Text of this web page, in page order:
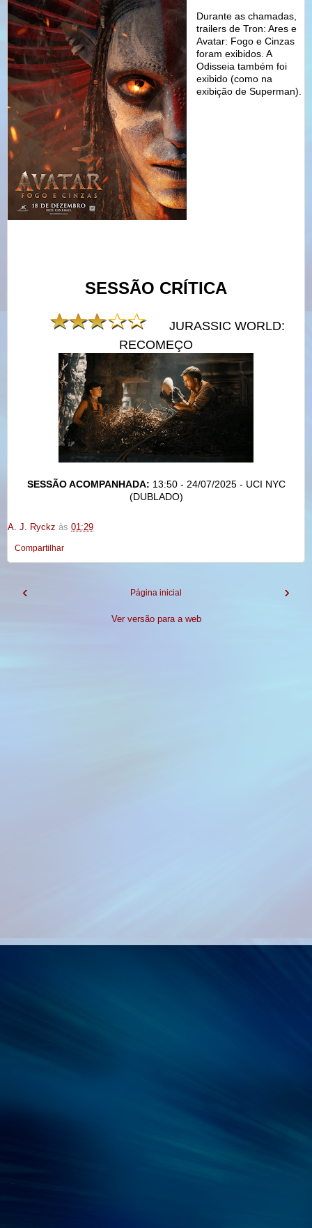
Durante as chamadas,
trailers de Tron: Ares e
Avatar: Fogo e Cinzas
foram exibidos. A
Odisseia também foi
exibido (como na
exibição de Superman).
SESSÃO CRÍTICA
JURASSIC WORLD:
RECOMEÇO
SESSÃO ACOMPANHADA: 13:50 - 24/07/2025 - UCI NYC
(DUBLADO)
A. J. Ryckz às 01:29
Compartilhar
‹ ›
Página inicial
Ver versão para a web